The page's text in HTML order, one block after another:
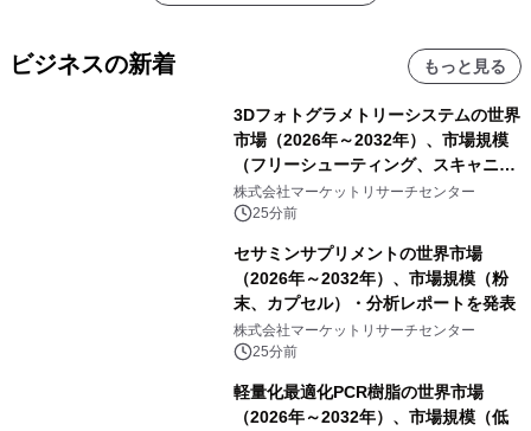
ビジネスの新着 もっと見る
3Dフォトグラメトリーシステムの世界
市場（2026年～2032年）、市場規模
（フリーシューティング、スキャニン
グ、その他）・分析レポートを発表
株式会社マーケットリサーチセンター
25分前
セサミンサプリメントの世界市場
（2026年～2032年）、市場規模（粉
末、カプセル）・分析レポートを発表
株式会社マーケットリサーチセンター
25分前
軽量化最適化PCR樹脂の世界市場
（2026年～2032年）、市場規模（低